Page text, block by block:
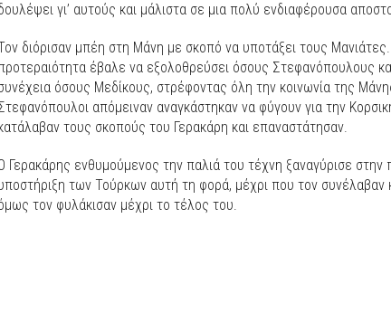
γι’ αυτούς και μάλιστα σε μια πολύ ενδιαφέρουσα
διόρισαν μπέη στη Μάνη με σκοπό να υποτάξει τους
έβαλε να εξολοθρεύσει όσους Στεφανόπουλους
όσους Μεδίκους, στρέφοντας όλη την κοινωνία της
απόμειναν αναγκάστηκαν να φύγουν για την
τους σκοπούς του Γερακάρη και επαναστάτησαν.
Γερακάρης ενθυμούμενος την παλιά του τέχνη ξαναγύρισε στην
των Τούρκων αυτή τη φορά, μέχρι που τον συνέλαβαν
τον φυλάκισαν μέχρι το τέλος του.